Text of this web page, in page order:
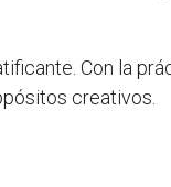
Con la
creativos.